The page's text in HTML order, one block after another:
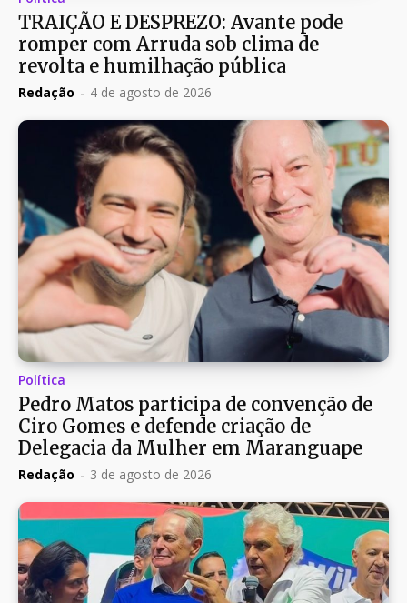
TRAIÇÃO E DESPREZO: Avante pode
romper com Arruda sob clima de
revolta e humilhação pública
Redação - 4 de agosto de 2026
Política
Pedro Matos participa de convenção de
Ciro Gomes e defende criação de
Delegacia da Mulher em Maranguape
Redação - 3 de agosto de 2026